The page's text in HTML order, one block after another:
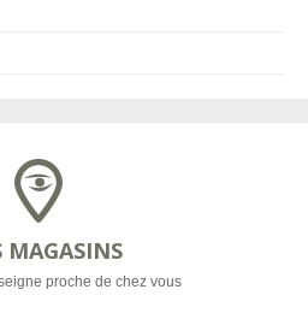
MAGASINS
proche de chez vous